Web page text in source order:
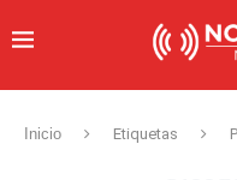
Inicio Etiquetas